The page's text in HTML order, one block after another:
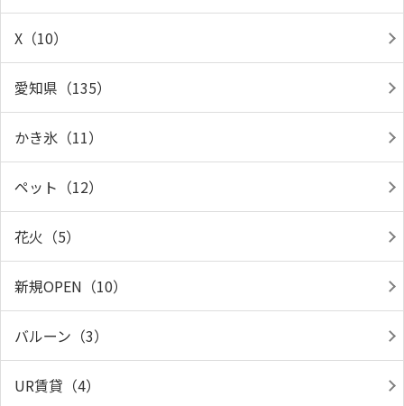
X（10）
愛知県（135）
かき氷（11）
ペット（12）
花火（5）
新規OPEN（10）
バルーン（3）
UR賃貸（4）